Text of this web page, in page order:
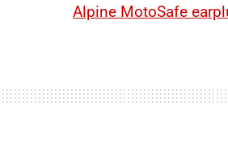
Alpine MotoSafe